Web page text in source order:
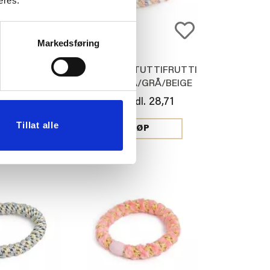
Markedsføring
Tillat alle
28,71
HÅRSTRIKK TUTTIFRUTTI
CORAL/BLÅ/GRÅ/BEIGE
Medl. 28,71
KJØP